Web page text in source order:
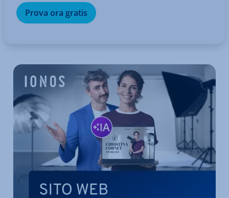
Prova ora gratis